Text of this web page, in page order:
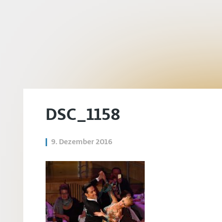
DSC_1158
9. Dezember 2016